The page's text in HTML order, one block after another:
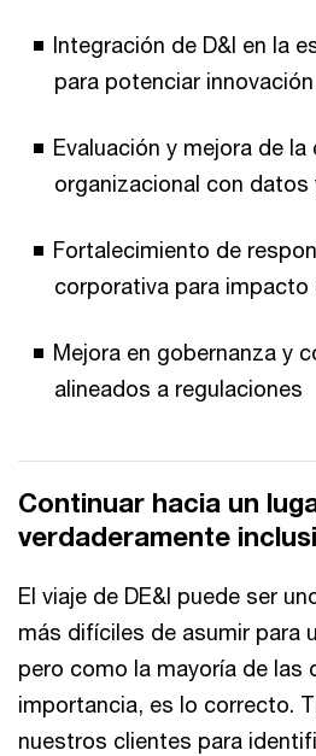
Integración de D&I en la
para potenciar innovación
Evaluación y mejora de la
organizacional con datos
Fortalecimiento de
corporativa para impacto
Mejora en gobernanza y
alineados a regulaciones
Continuar hacia un
verdaderamente
El viaje de DE&I puede ser
más difíciles de asumir para
pero como la mayoría de las
importancia, es lo correcto.
nuestros clientes para